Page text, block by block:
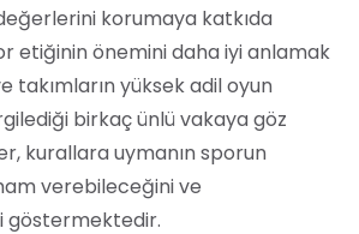
korumaya katkıda
etiğinin önemini daha iyi anlamak
takımların yüksek adil oyun
birkaç ünlü vakaya göz
kurallara uymanın sporun
verebileceğini ve
göstermektedir.